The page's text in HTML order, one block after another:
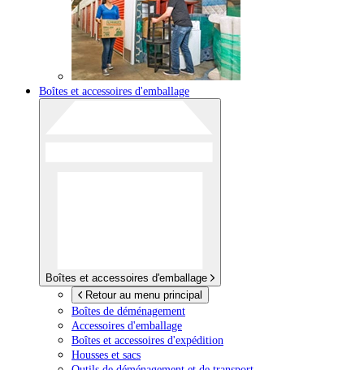
Boîtes et accessoires d'emballage
Boîtes et accessoires d'emballage
Retour au menu principal
Boîtes de déménagement
Accessoires d'emballage
Boîtes et accessoires d'expédition
Housses et sacs